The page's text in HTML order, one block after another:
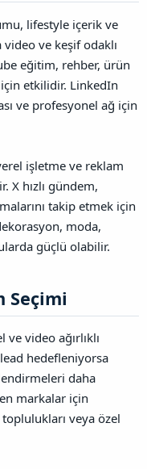
lifestyle içerik ve
video ve keşif odaklı
eğitim, rehber, ürün
etkilidir. LinkedIn
ve profesyonel ağ için
işletme ve reklam
X hızlı gündem,
takip etmek için
moda,
güçlü olabilir.
Seçimi​
video ağırlıklı
hedefleniyorsa
daha
markalar için
veya özel